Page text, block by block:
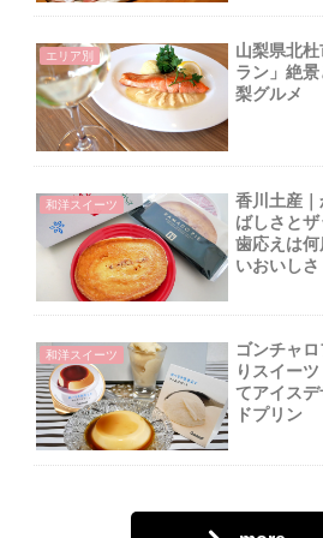
エリア別
山梨県北
ラン」絶
梨グルメ
和洋スイーツ
香川土産
ばしさと
歯応えは
いおいしさ
和洋スイーツ
ゴンチャ
りスイー
てアイス
ドプリン